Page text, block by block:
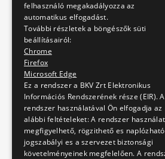
Vállalkozási
azonosító:
fejlesztés
Vállalkozási
azonosító:
fejlesztés
felhasználó megakadályozza az
automatikus elfogadást.
További részletek a böngészők süti
beállításairól:
Chrome
Firefox
Microsoft Edge
Ez a rendszer a BKV Zrt Elektronikus
Információs Rendszerének része (EIR). A
rendszer használatával Ön elfogadja az
alábbi feltételeket: A rendszer
megfigyelhető, rögzithető es
jogszabályi es a szervezet biztonsági
követelményeinek megfelelően. A